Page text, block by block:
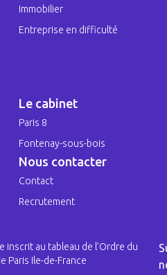
Immobilier
Entreprise en difficulté
Le cabinet
Paris 8
Fontenay-sous-bois
Nous contacter
Contact
Recrutement
inscrit au tableau de l’Ordre du
Paris Ile-de-France